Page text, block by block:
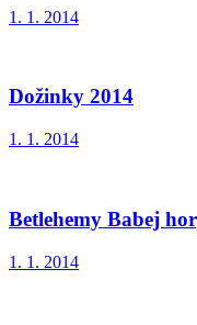
1. 1. 2014
Dožinky 2014
1. 1. 2014
Betlehemy Babej
1. 1. 2014